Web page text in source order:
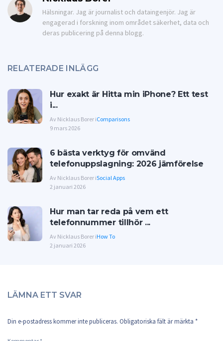
Hälsningar. Jag är journalist och dataingenjör. Jag är
engagerad i forskning inom området säkerhet, data och
deras publicering på denna blogg.
RELATERADE INLÄGG
Hur exakt är Hitta min iPhone? Ett test
i...
Av Nicklaus Borer iComparisons
9 mars 2026
6 bästa verktyg för omvänd
telefonuppslagning: 2026 jämförelse
Av Nicklaus Borer iSocial Apps
2 januari 2026
Hur man tar reda på vem ett
telefonnummer tillhör ...
Av Nicklaus Borer iHow To
2 januari 2026
LÄMNA ETT SVAR
Din e-postadress kommer inte publiceras. Obligatoriska fält är märkta *